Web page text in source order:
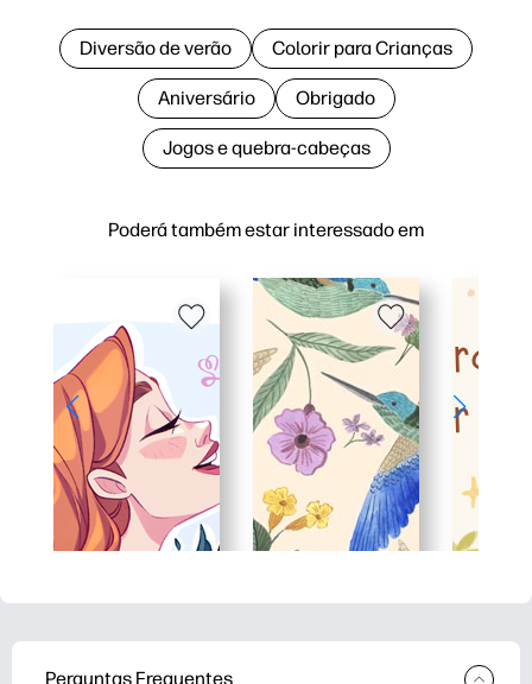
Poderá também estar interessado em
Diversão de verão Colorir para Crianças
Aniversário Obrigado
Jogos e quebra-cabeças
Perguntas Frequentes